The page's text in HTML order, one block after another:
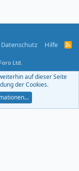
Datenschutz Hilfe
R
F
Ltd.
auf dieser Seite
der Cookies.